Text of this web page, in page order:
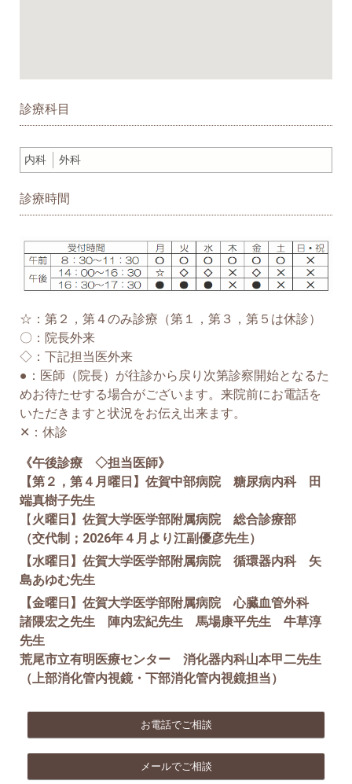
診療科目
内科 外科
診療時間
☆：第２，第４のみ診療（第１，第３，第５は休診）
〇：院長外来
◇：下記担当医外来
●：医師（院長）が往診から戻り次第診察開始となるた
めお待たせする場合がございます。来院前にお電話を
いただきますと状況をお伝え出来ます。
✕：休診
《午後診療 ◇担当医師》
【第２，第４月曜日】佐賀中部病院 糖尿病内科 田
端真樹子先生
【 火曜日】佐賀大学医学部附属病院 総合診療部
（交代制；2026年４月より江副優彦先生）
【水曜日】佐賀大学医学部附属病院 循環器内科 矢
島あゆむ先生
【金曜日】佐賀大学医学部附属病院 心臓血管外科
諸隈宏之先生 陣内宏紀先生 馬場康平先生 牛草淳
先生
荒尾市立有明医療センター 消化器内科山本甲二先生
（上部消化管内視鏡・下部消化管内視鏡担当）
お電話でご相談
メールでご相談